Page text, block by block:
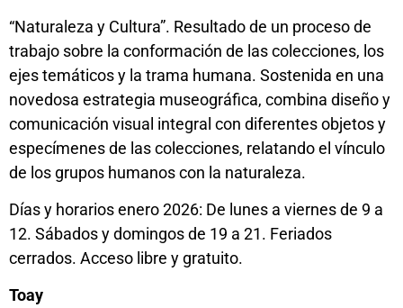
“Naturaleza y Cultura”. Resultado de un proceso de
trabajo sobre la conformación de las colecciones, los
ejes temáticos y la trama humana. Sostenida en una
novedosa estrategia museográfica, combina diseño y
comunicación visual integral con diferentes objetos y
especímenes de las colecciones, relatando el vínculo
de los grupos humanos con la naturaleza.
Días y horarios enero 2026: De lunes a viernes de 9 a
12. Sábados y domingos de 19 a 21. Feriados
cerrados. Acceso libre y gratuito.
Toay